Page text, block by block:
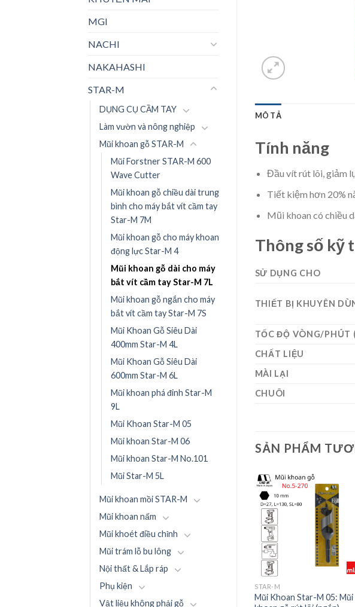
MGI
NACHI
NAKAHASHI
STAR-M
DỤNG CỤ CẦM TAY
Làm vườn và nông nghiệp
Mũi khoan gỗ STAR-M
Mũi Forstner STAR-M 600
Wave Cutter
Mũi khoan gỗ chiều dài trung
bình cho máy bắt vít cầm tay
Star-M 7M
Mũi khoan gỗ cho máy khoan
động lực Star-M 4
Mũi khoan gỗ dài cho máy
bắt vít cầm tay Star-M 7L
Mũi khoan gỗ ngắn cho máy
bắt vít cầm tay Star-M 7S
Mũi Khoan Gỗ Siêu Dài
400mm Star-M 4L
Mũi Khoan Gỗ Siêu Dài
600mm Star-M 6L
Mũi khoan phá đinh Star-M
9L
Mũi Khoan Star-M 05
Mũi khoan Star-M 06
Mũi khoan Star-M No.101
Mũi Star-M 5L
Mũi khoan mồi STAR-M
Mũi khoan nấm
Mũi khoét điều chỉnh
Mũi trám lỗ bu lông
Nội thất & Lắp ráp
Phụ kiện
Vật liệu không phải gỗ
MÔ TẢ
Tính năng
Đầu vít rút lõi, giảm
Tiết kiệm hơn 20%
Mũi khoan có chiều
Thông số kỹ
SỬ DỤNG CHO
THIẾT BỊ KHUYÊN
TỐC ĐỘ VÒNG/PHÚT
CHẤT LIỆU
MÀI LẠI
CHUÔI
SẢN PHẨM
STAR-M
Mũi Khoan Star-M 05: Mũi
STAR-M
Mũi Khoan Star-M 05: Mũi